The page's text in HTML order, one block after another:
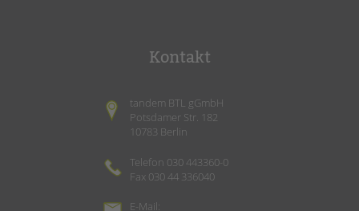
Kontakt
tandem BTL gGmbH
Potsdamer Str. 182
10783 Berlin
Telefon 030 443360-0
Fax 030 44 336040
E-Mail: